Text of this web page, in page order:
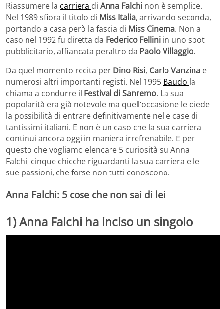
Riassumere la carriera di Anna Falchi non è semplice.
Nel 1989 sfiora il titolo di Miss Italia, arrivando seconda,
portando a casa però la fascia di Miss Cinema. Non a
caso nel 1992 fu diretta da Federico Fellini in uno spot
pubblicitario, affiancata peraltro da Paolo Villaggio.
Da quel momento recita per Dino Risi, Carlo Vanzina e
numerosi altri importanti registi. Nel 1995 Baudo la
chiama a condurre il Festival di Sanremo. La sua
popolarità era già notevole ma quell’occasione le diede
la possibilità di entrare definitivamente nelle case di
tantissimi italiani. E non è un caso che la sua carriera
continui ancora oggi in maniera irrefrenabile. E per
questo che vogliamo elencare 5 curiosità su Anna
Falchi, cinque chicche riguardanti la sua carriera e le
sue passioni, che forse non tutti conoscono.
Anna Falchi: 5 cose che non sai di lei
1) Anna Falchi ha inciso un singolo